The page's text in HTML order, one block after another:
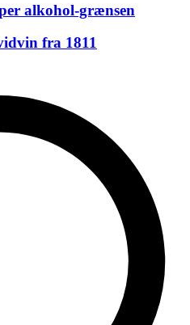
alkohol-grænsen
fra 1811